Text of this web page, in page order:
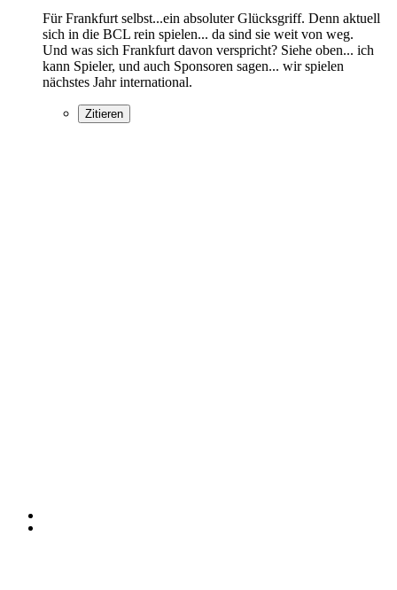
Für Frankfurt selbst...ein absoluter Glücksgriff. Denn aktuell
sich in die BCL rein spielen... da sind sie weit von weg.
Und was sich Frankfurt davon verspricht? Siehe oben... ich
kann Spieler, und auch Sponsoren sagen... wir spielen
nächstes Jahr international.
Zitieren